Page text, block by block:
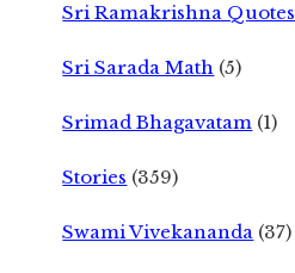
Sri Ramakrishna Quotes
Sri Sarada Math (5)
Srimad Bhagavatam (1)
Stories (359)
Swami Vivekananda (37)